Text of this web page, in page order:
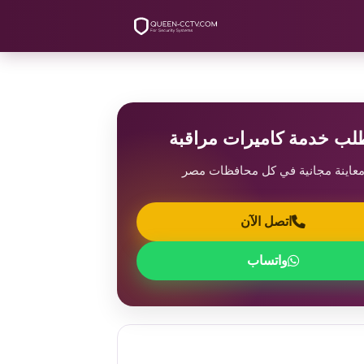
خدمة كاميرات مراقبة
معاينة مجانية في كل محافظات مصر
اتصل الآن
واتساب